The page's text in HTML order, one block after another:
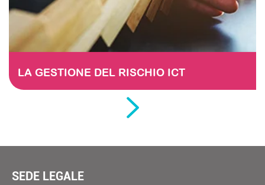
LA GESTIONE DEL RISCHIO ICT
SEDE LEGALE